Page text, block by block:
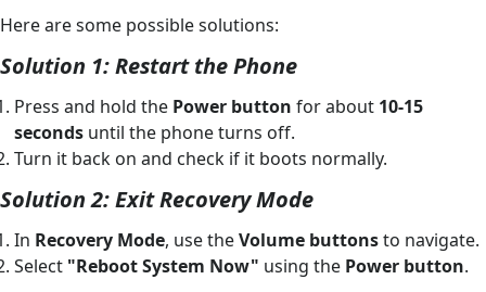
Here are some possible solutions:
Solution 1: Restart the Phone
Press and hold the Power button for about 10-15
seconds until the phone turns off.
Turn it back on and check if it boots normally.
Solution 2: Exit Recovery Mode
In Recovery Mode, use theVolume buttonsto navigate.
Select "Reboot System Now" using the Power button.